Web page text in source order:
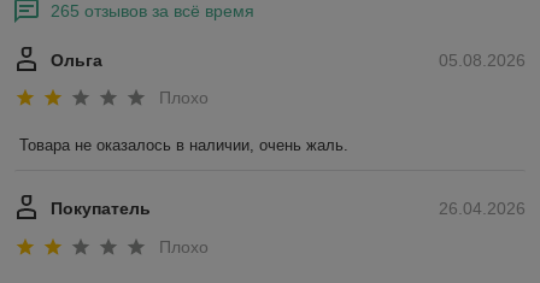
265 отзывов за всё время
05.08.2026
Ольга
Плохо
Товара не оказалось в наличии, очень жаль.
26.04.2026
Покупатель
Плохо